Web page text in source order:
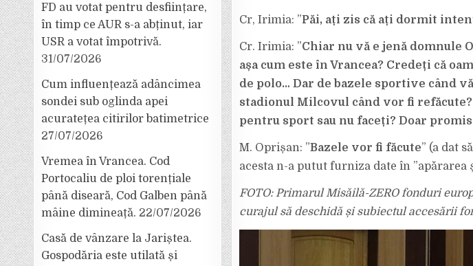
Cr, Irimia: ”Păi, ați zis că ați dormit
Cr. Irimia: ”Chiar nu vă e jenă domnule
așa cum este în Vrancea? Credeți că
de polo… Dar de bazele sportive când
stadionul Milcovul când vor fi
pentru sport sau nu faceți? Doar
M. Oprișan: ”Bazele vor fi făcute” (a dat
acesta n-a putut furniza date în ”apărarea
FOTO: Primarul Misăilă-ZERO fonduri
curajul să deschidă și subiectul accesării
FD au votat pentru desființare,
în timp ce AUR s-a abținut, iar
USR a votat împotrivă.
31/07/2026
Cum influențează adâncimea
sondei sub oglinda apei
acuratețea citirilor batimetrice
27/07/2026
Vremea în Vrancea. Cod
Portocaliu de ploi torențiale
până diseară, Cod Galben până
mâine dimineață. 22/07/2026
Casă de vânzare la Jariștea.
Gospodăria este utilată și